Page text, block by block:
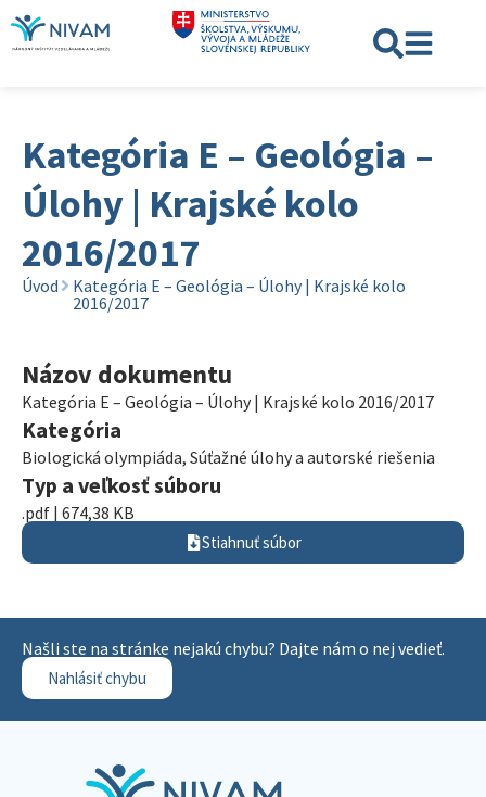
Kategória E – Geológia –
Úlohy | Krajské kolo
2016/2017
Úvod
Kategória E – Geológia – Úlohy | Krajské kolo
2016/2017
Názov dokumentu
Kategória E – Geológia – Úlohy | Krajské kolo 2016/2017
Kategória
Biologická olympiáda, Súťažné úlohy a autorské riešenia
Typ a veľkosť súboru
.pdf | 674,38 KB
Stiahnuť súbor
Našli ste na stránke nejakú chybu? Dajte nám o nej vedieť.
Nahlásiť chybu